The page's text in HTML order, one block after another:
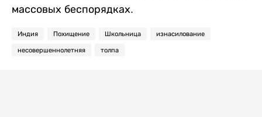
массовых беспорядках.
Индия Похищение Школьница изнасилование
несовершеннолетняя толпа